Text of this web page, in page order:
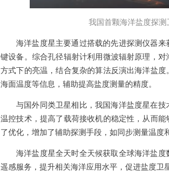
我国首颗海洋盐度探
海洋盐度星主要通过搭载的先进探测仪器
键设备。综合孔径辐射计利用微波辐射原理，
方式下的亮温，结合复杂的算法反演出海洋盐
海面温度等信息，辅助提高盐度测量的精度。
与国外同类卫星相比，我国海洋盐度星在
温控技术，提高了载荷接收机的稳定性，从而
了优化，增加了辅助探测手段，如同步测量温度
海洋盐度星全天时全天候获取全球海洋盐
遥感服务，提升相关海洋应用水平，促进盐度卫